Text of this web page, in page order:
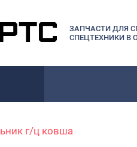
ЗАПЧАСТИ ДЛЯ
СПЕЦТЕХНИКИ В
г/ц ковша